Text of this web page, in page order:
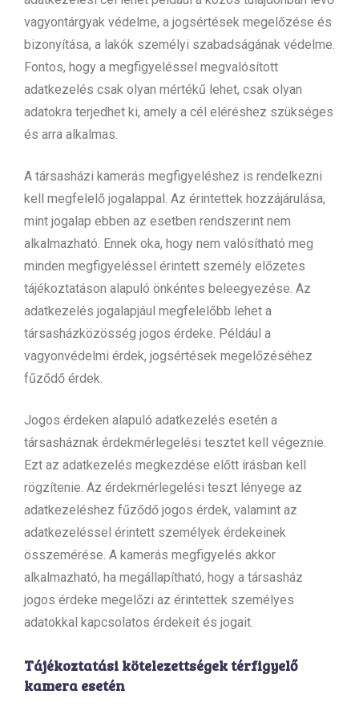
vagyontárgyak védelme, a jogsértések megelőzése és
bizonyítása, a lakók személyi szabadságának védelme.
Fontos, hogy a megfigyeléssel megvalósított
adatkezelés csak olyan mértékű lehet, csak olyan
adatokra terjedhet ki, amely a cél eléréshez szükséges
és arra alkalmas.
A társasházi kamerás megfigyeléshez is rendelkezni
kell megfelelő jogalappal. Az érintettek hozzájárulása,
mint jogalap ebben az esetben rendszerint nem
alkalmazható. Ennek oka, hogy nem valósítható meg
minden megfigyeléssel érintett személy előzetes
tájékoztatáson alapuló önkéntes beleegyezése. Az
adatkezelés jogalapjául megfelelőbb lehet a
társasházközösség jogos érdeke. Például a
vagyonvédelmi érdek, jogsértések megelőzéséhez
fűződő érdek.
Jogos érdeken alapuló adatkezelés esetén a
társasháznak érdekmérlegelési tesztet kell végeznie.
Ezt az adatkezelés megkezdése előtt írásban kell
rögzítenie. Az érdekmérlegelési teszt lényege az
adatkezeléshez fűződő jogos érdek, valamint az
adatkezeléssel érintett személyek érdekeinek
összemérése. A kamerás megfigyelés akkor
alkalmazható, ha megállapítható, hogy a társasház
jogos érdeke megelőzi az érintettek személyes
adatokkal kapcsolatos érdekeit és jogait.
Tájékoztatási kötelezettségek térfigyelő
kamera esetén